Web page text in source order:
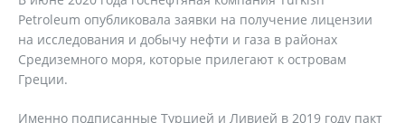
Petroleum опубликовала заявки на получение лицензии
на исследования и добычу нефти и газа в районах
Средиземного моря, которые прилегают к островам
Греции.
Именно подписанные Турцией и Ливией в 2019 году пакт